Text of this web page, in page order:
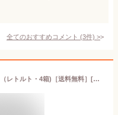
全てのおすすめコメント (3件) >
大阪 「洋食Revo」 和牛すじカレー（レトルト・4箱)［送料無料］[内祝い・出産内祝い・結婚内祝い・快気祝い お返し ギフトにも！][美食サークル]